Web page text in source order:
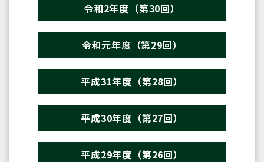
令和2年度（第30回）
令和元年度（第29回）
平成31年度（第28回）
平成30年度（第27回）
平成29年度（第26回）